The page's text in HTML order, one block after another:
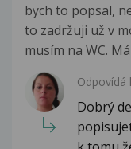
bych to popsal,
to zadržuji už v
musím na WC.
Odpovídá
Dobrý